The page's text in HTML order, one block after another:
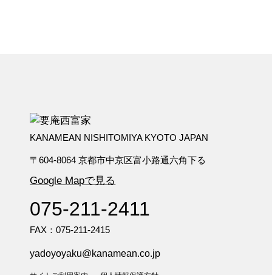
KANAMEAN NISHITOMIYA KYOTO JAPAN
〒604-8064 京都市中京区富小路通六角下る
Google Mapで見る
075-211-2411
FAX：075-211-2415
yadoyoyaku@kanamean.co.jp